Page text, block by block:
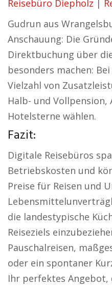
Reisebüro Diepholz |
Gudrun aus
Anschauung: Die
Direktbuchung über
besonders machen:
Vielzahl von
Halb- und Vollpension,
Hotelsterne wählen.
Fazit:
Digitale Reisebüros
Betriebskosten und
Preise für Reisen und
die landestypische
Reiseziels
Pauschalreisen,
oder ein spontaner
Ihr perfektes Angebot,